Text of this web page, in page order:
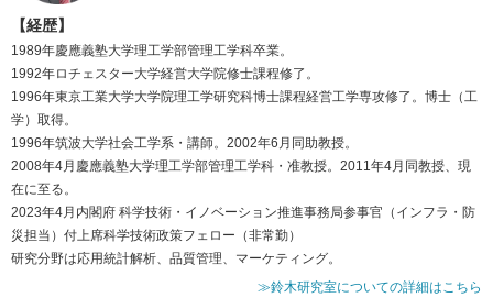
【経歴】
1989年慶應義塾大学理工学部管理工学科卒業。
1992年ロチェスター大学経営大学院修士課程修了。
1996年東京工業大学大学院理工学研究科博士課程経営工学専攻修了。博士（工
学）取得。
1996年筑波大学社会工学系・講師。2002年6月同助教授。
2008年4月慶應義塾大学理工学部管理工学科・准教授。2011年4月同教授、現
在に至る。
2023年4月内閣府 科学技術・イノベーション推進事務局参事官（インフラ・防
災担当）付上席科学技術政策フェロー（非常勤）
研究分野は応用統計解析、品質管理、マーケティング。
≫鈴木研究室についての詳細はこちら